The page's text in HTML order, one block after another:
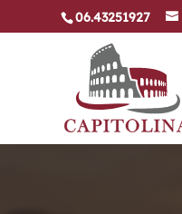
06.43251927